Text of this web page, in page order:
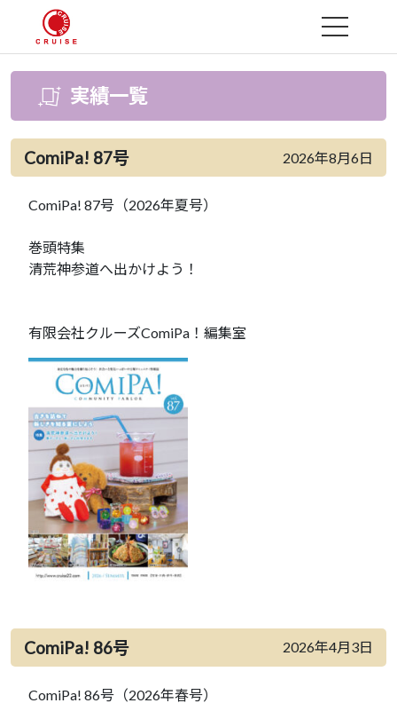
MENU
実績一覧
ComiPa! 87号 2026年8月6日
ComiPa! 87号（2026年夏号）
巻頭特集
清荒神参道へ出かけよう！
有限会社クルーズComiPa！編集室
ComiPa! 86号 2026年4月3日
ComiPa! 86号（2026年春号）